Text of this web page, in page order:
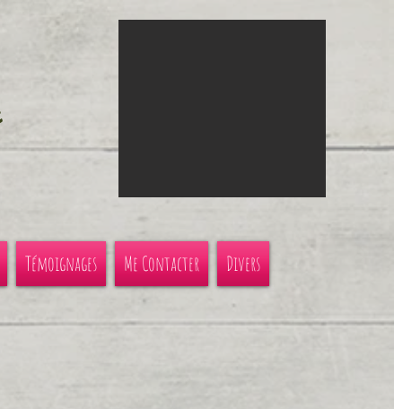
Témoignages Me Contacter Divers